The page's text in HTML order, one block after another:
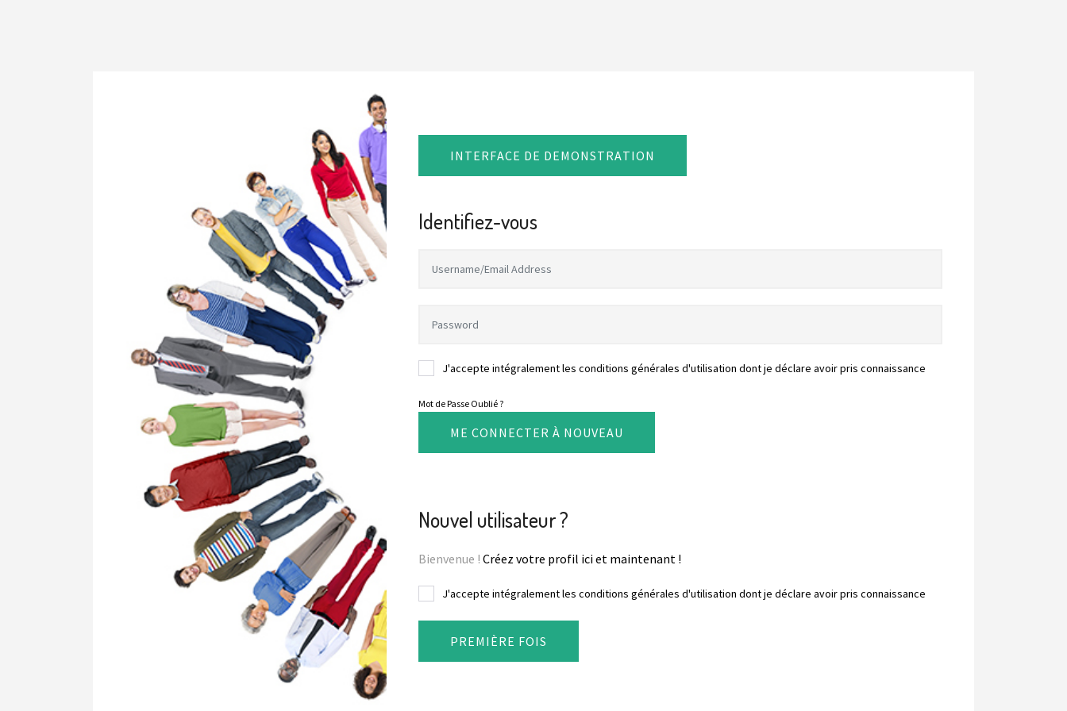
I N TERFACE DE DEMONSTRATION
Identifiez-vous
J'accepte intégralement les conditions générales d'utilisation dont je déclare avoir pris connaissance
Mot de Passe Oublié ?
M E CON N ECTER À NOUVEAU
Nouvel utilisateur ?
Bienvenue ! Créez votre profil ici et maintenant !
J'accepte intégralement les conditions générales d'utilisation dont je déclare avoir pris connaissance
PREM I ÈRE FOIS